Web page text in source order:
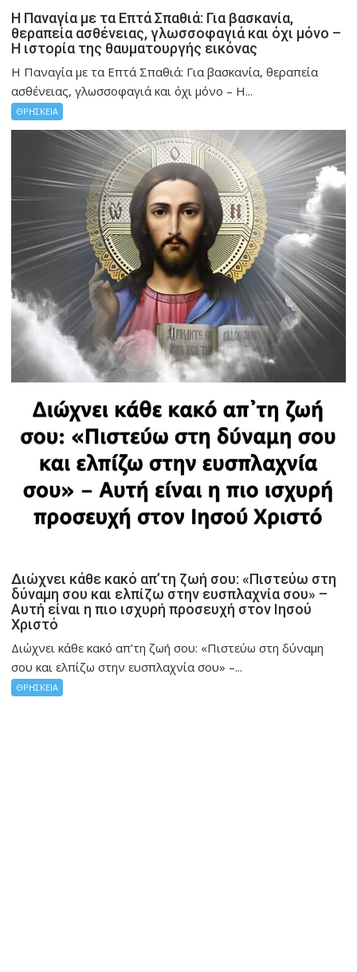
Η Παναγία με τα Επτά Σπαθιά: Για βασκανία,
θεραπεία ασθένειας, γλωσσοφαγιά και όχι μόνο –
Η ιστορία της θαυματουργής εικόνας
Η Παναγία με τα Επτά Σπαθιά: Για βασκανία, θεραπεία
ασθένειας, γλωσσοφαγιά και όχι μόνο – Η...
ΘΡΗΣΚΕΙΑ
Διώχνει κάθε κακό απ’τη ζωή σου: «Πιστεύω στη
δύναμη σου και ελπίζω στην ευσπλαχνία σου» –
Αυτή είναι η πιο ισχυρή προσευχή στον Ιησού
Χριστό
Διώχνει κάθε κακό απ’τη ζωή σου: «Πιστεύω στη δύναμη
σου και ελπίζω στην ευσπλαχνία σου» –...
ΘΡΗΣΚΕΙΑ